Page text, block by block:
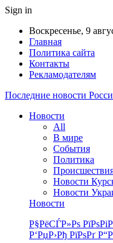
Sign in
Воскресенье, 9
Главная
Политика сайта
Контакты
Рекламодателям
Последние новости
Новости
All
В мире
События
Политика
Новости
Новости
Новости
Р§РёСЃР»Рѕ
Р‘РџР›Рђ РїРѕРґ